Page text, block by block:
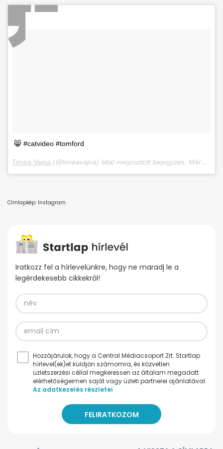
😸 #catvideo #tomford
Timea Vajna (@timeavajna) által megosztott bejegyzés, Márc 16., 2018, időpont: 2:44 (PDT időzóna szerint)
Címlapkép: Instagram
Iratkozz fel a hírlevelünkre, hogy ne maradj le a
legérdekesebb cikkekről!
Hozzájárulok, hogy a Central Médiacsoport Zrt. Startlap
hírlevel(ek)et küldjön számomra, és közvetlen
üzletszerzési céllal megkeressen az általam megadott
elérhetőségeimen saját vagy üzleti partnerei ajánlatával.
Az adatkezelés részletei